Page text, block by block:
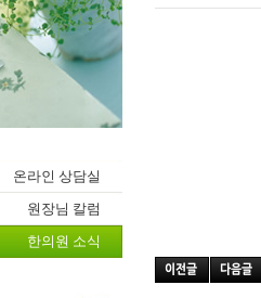
온라인 상담실
원장님 칼럼
한의원 소식